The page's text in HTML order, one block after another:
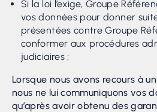
Si la loi l’exige, Groupe
vos données pour donner
présentées contre Groupe
conformer aux procédures
judiciaires ;
Lorsque nous avons recours à
nous ne lui communiquons vos
qu’après avoir obtenu des